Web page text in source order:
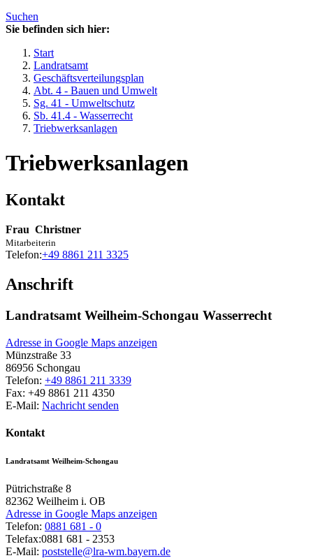
Suchen
Sie befinden sich hier:
Start
Landratsamt
Geschäftsverteilungsplan
Abt. 4 - Bauen und Umwelt
Sg. 41 - Umweltschutz
Sb. 41.4 - Wasserrecht
Triebwerksanlagen
Triebwerksanlagen
Kontakt
Frau Christner
Mitarbeiterin
Telefon:+49 8861 211 3325
Anschrift
Landratsamt Weilheim-Schongau Wasserrecht
Adresse in Google Maps anzeigen
Münzstraße 33
86956 Schongau
Telefon: +49 8861 211 3339
Fax: +49 8861 211 4350
E-Mail: Nachricht senden
Kontakt
Landratsamt Weilheim-Schongau
Pütrichstraße 8
82362 Weilheim i. OB
Adresse in Google Maps anzeigen
Telefon: 0881 681 - 0
Telefax:0881 681 - 2353
E-Mail: poststelle@lra-wm.bayern.de